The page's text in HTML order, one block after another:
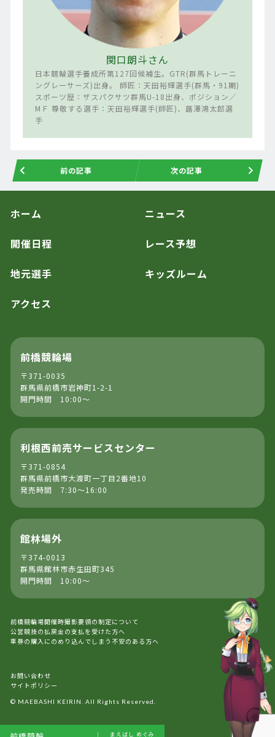
関口朗斗さん
日本競輪選手養成所第127回候補生。GTR(群馬トレーニ
ングレーサーズ)出身。 師匠：天田裕輝選手(群馬・91期)
スポーツ歴：ザスパクサツ群馬U-18出身、ポジション／
МＦ 尊敬する選手：天田裕輝選手(師匠)、蕗澤鴻太郎選
手
前の記事 次の記事
ホーム ニュース
開催日程 レース予想
地元選手 キッズルーム
アクセス
前橋競輪場
〒371-0035
群馬県前橋市岩神町1-2-1
開門時間 10:00～
利根西前売サービスセンター
〒371-0854
群馬県前橋市大渡町一丁目2番地10
発売時間 7:30～16:00
館林場外
〒374-0013
群馬県館林市赤生田町345
開門時間 10:00～
前橋競輪場開催時撮影要領の制定について
公営競技の払戻金の支払を受けた方へ
車券の購入にのめり込んでしまう不安のある方へ
お問い合わせ
サイトポリシー
© MAEBASHI KEIRIN. All Rights Reserved.
まえばし めぐみ